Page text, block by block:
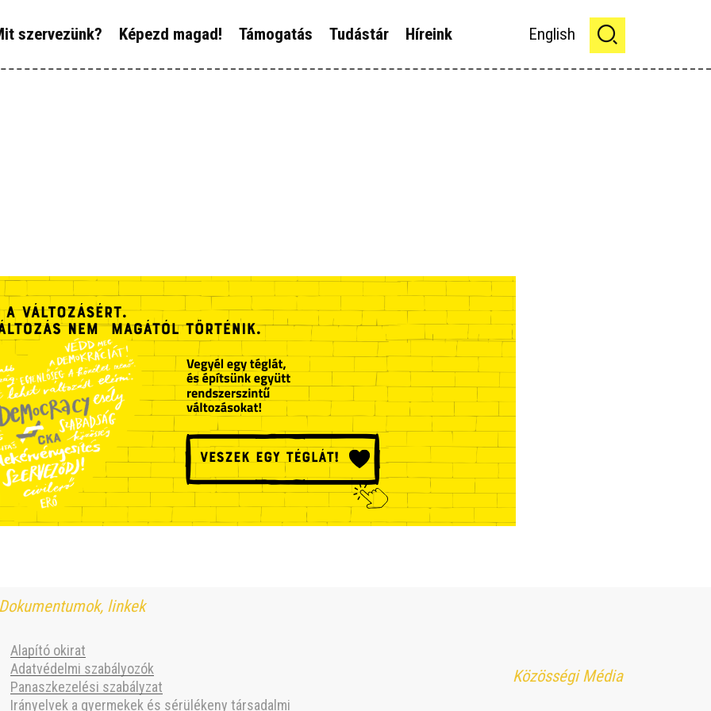
szervezünk? Képezd magad! Támogatás Tudástár Híreink English
SZERVEZÜNK?
Dokumentumok, linkek
Alapító okirat
Adatvédelmi szabályozók
Panaszkezelési szabályzat
Irányelvek a gyermekek és sérülékeny társadalmi
Közösségi Média